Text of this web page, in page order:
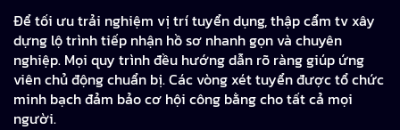
Để tối ưu trải nghiệm vị trí tuyển dụng, thập cẩm tv xây
dựng lộ trình tiếp nhận hồ sơ nhanh gọn và chuyên
nghiệp. Mọi quy trình đều hướng dẫn rõ ràng giúp ứng
viên chủ động chuẩn bị. Các vòng xét tuyển được tổ chức
minh bạch đảm bảo cơ hội công bằng cho tất cả mọi
người.